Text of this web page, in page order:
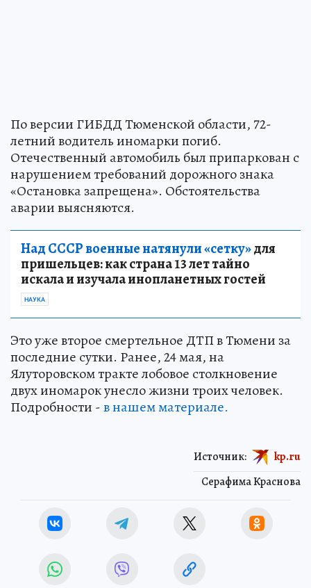
По версии ГИБДД Тюменской области, 72-
летний водитель иномарки погиб.
Отечественный автомобиль был припаркован с
нарушением требований дорожного знака
«Остановка запрещена». Обстоятельства
аварии выясняются.
Над СССР военные натянули «сетку»для
пришельцев: как страна 13 лет тайно
искала и изучала инопланетных гостей
НАУКА
Это уже второе смертельное ДТП в Тюмени за
последние сутки. Ранее, 24 мая, на
Ялуторовском тракте лобовое столкновение
двух иномарок унесло жизни троих человек.
Подробности -в нашем материале.
Серафима Краснова
Источник: kp.ru